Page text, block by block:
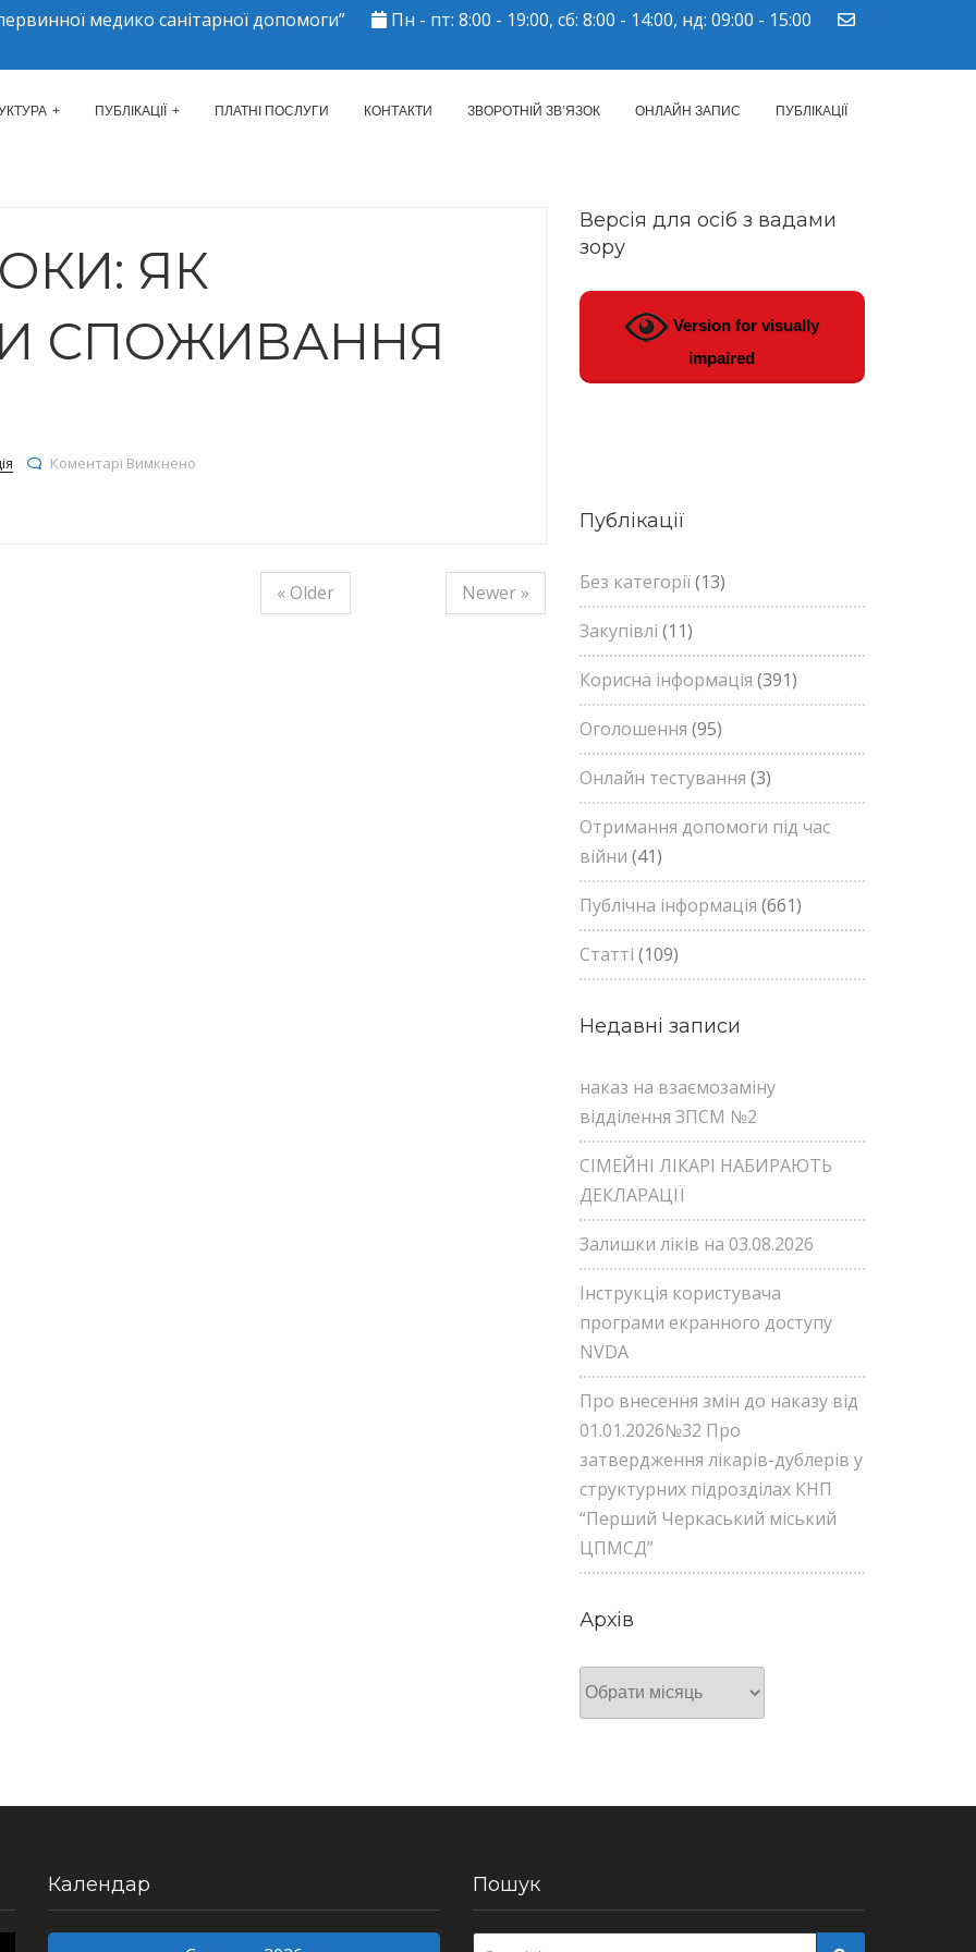
медико санітарної допомоги”
Пн - пт: 8:00 - 19:00, сб: 8:00 - 14:00, нд: 09:00 - 15:00
МІСЬКИЙ ЦЕНТР ПМСД"
ПУБЛІКАЦІЇ ПЛАТНІ ПОСЛУГИ КОНТАКТИ ЗВОРОТНІЙ ЗВ’ЯЗОК ОНЛАЙН ЗАПИС ПУБЛІКАЦІЇ
ЯК
СПОЖИВАННЯ
Коментарі Вимкнено
« Older
Newer »
Версія для осіб з вадами
зору
Version for visually
impaired
Публікації
Без категорії(13)
Закупівлі (11)
Корисна інформація (391)
Оголошення (95)
Онлайн тестування (3)
Отримання допомоги під час
війни (41)
Публічна інформація (661)
Статті (109)
Недавні записи
наказ на взаємозаміну
відділення ЗПСМ №2
СІМЕЙНІ ЛІКАРІ НАБИРАЮТЬ
ДЕКЛАРАЦІЇ
Залишки ліків на 03.08.2026
Інструкція користувача
програми екранного доступу
NVDA
Про внесення змін до наказу від
01.01.2026№32 Про
затвердження лікарів-дублерів у
структурних підрозділах КНП
“Перший Черкаський міський
ЦПМСД”
Архів
Архів
Календар Пошук